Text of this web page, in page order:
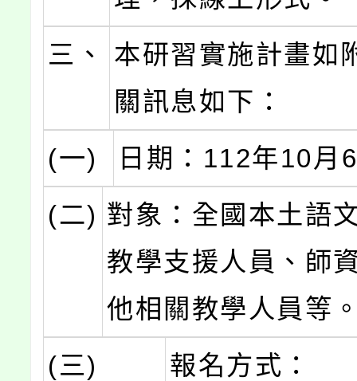
三、
本研習實施計畫如
關訊息如下：
(一)
日期：112年10月
(二) 對象：全國本土語
教學支援人員、師
他相關教學人員等
(三)
報名方式：